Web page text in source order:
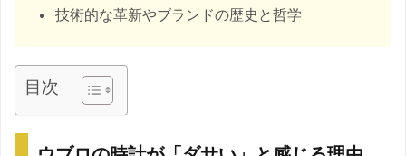
技術的な革新やブランドの歴史と哲学
目次